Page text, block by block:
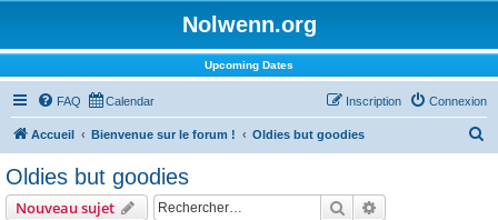
Nolwenn.org
Upcoming Dates
FAQ Calendar Connexion
Inscription
Accueil Bienvenue sur le forum ! Oldies but goodies
Oldies but goodies
Nouveau sujet Rechercher